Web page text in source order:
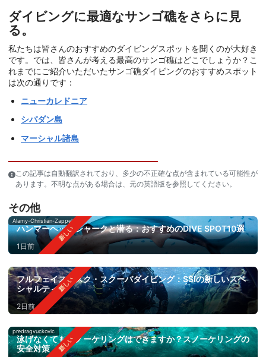
ダイビングに最適なサンゴ礁をさらに見
る。
私たちは皆さんのおすすめのダイビングスポットを聞くのが大好き
です。では、皆さんが考える最高のサンゴ礁はどこでしょうか？こ
れまでにご紹介いただいたサンゴ礁ダイビングのおすすめスポット
は次の通りです：
ニューカレドニア
シパダン島
マーシャル諸島
この記事は自動翻訳されており、多少の不正確な点が含まれている可能性が
あります。不明な点がある場合は、元の英語版を参照してください。
その他
Alamy-Christian-Zappel
ハンマーヘッドシャークと潜る：おすすめのDIVE SPOT10選
1日前
フルフェイスマスク・スクーバダイビング：SSIの新しいスペ
シャルティ
2日前
predragvuckovic
泳げなくてもスノーケリングはできますか？スノーケリングの
安全対策